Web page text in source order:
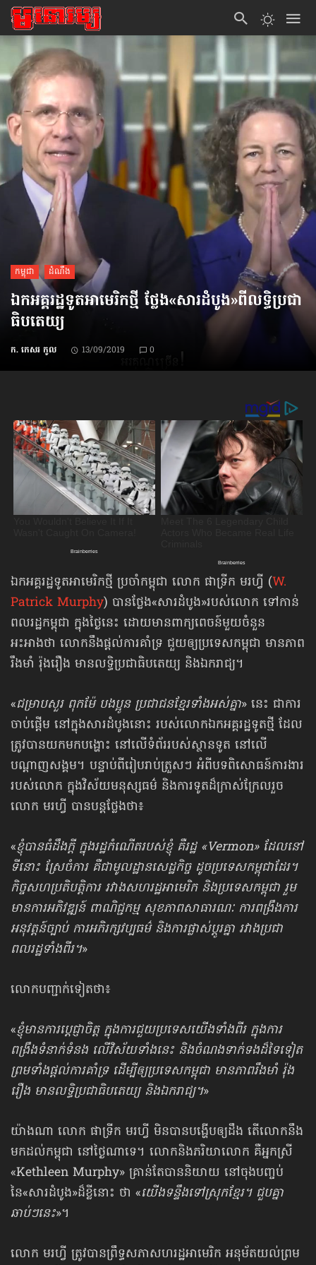
កម្ពុជា ដំណឹង
ឯកអគ្គរដ្ឋទូត​អាមេរិក​ថ្មី ថ្លែង​​«សារដំបូង»​ពី​លទ្ធិ​ប្រជា
ធិបតេយ្យ
ក. កេសរ កូល 13/09/2019 0
ឯកអគ្គរដ្ឋទូតអាមេរិកថ្មី ប្រចាំកម្ពុជា លោក ផាទ្រីក មរហ្វី (W.
Patrick Murphy) បានថ្លែង«សារដំបូង»របស់លោក ទៅកាន់
ពលរដ្ឋកម្ពុជា ក្នុងថ្ងៃនេះ ដោយមានពាក្យពេចន៍មួយចំនួន
អះអាងថា លោកនឹងផ្ដល់ការគាំទ្រ ជួយឲ្យប្រទេសកម្ពុជា មានភាព
រឹងមាំ រ៉ុងរឿង មានលទ្ធិប្រជាធិបតេយ្យ និងឯករាជ្យ។
«ជម្រាបសួរ ពុកម៉ែ បងប្អូន ប្រជាជនខ្មែរទាំងអស់គ្នា» នេះ ជាការ
ចាប់ផ្ដើម នៅក្នុងសារដំបូងនោះ របស់លោកឯកអគ្គរដ្ឋទូតថ្មី ដែល
ត្រូវបានយកមកបង្ហោះ នៅលើទំព័ររបស់ស្ថានទូត នៅលើ
បណ្ដាញសង្គម។ បន្ទាប់ពីរៀបរាប់ត្រួសៗ អំពីបទពិសោធន៍ការងារ
របស់លោក ក្នុងវិស័យមនុស្សធម៌ និងការទូតដ៏ក្រាស់ក្រែលរួច
លោក មរហ្វី បានបន្តថ្លែងថា៖
«ខ្ញុំបានធំដឹងក្ដី ក្នុងរដ្ឋកំណើតរបស់ខ្ញុំ គឺរដ្ឋ «Vermon» ដែលនៅ
ទីនោះ ស្រែចំការ គឺជាមូលដ្ឋានសេដ្ឋកិច្ច ដូចប្រទេសកម្ពុជាដែរ។
កិច្ចសហប្រតិបត្តិការ រវាងសហរដ្ឋអាមេរិក និងប្រទេសកម្ពុជា រួម
មានការអភិវឌ្ឍន៍ ពាណិជ្ជកម្ម សុខភាពសាធារណៈ ការពង្រឹងការ
អនុវត្តន៍ច្បាប់ ការអភិរក្សវប្បធម៌ និងការផ្លាស់ប្ដូរគ្នា រវាងប្រជា
ពលរដ្ឋទាំងពីរ។»
លោកបញ្ជាក់ទៀតថា៖
«ខ្ញុំមានការប្ដេជ្ញាចិត្ត ក្នុងការជួយប្រទេសយើងទាំងពីរ ក្នុងការ
ពង្រឹងទំនាក់ទំនង លើវិស័យទាំងនេះ និងចំណងទាក់ទងដ៏ទៃទៀត
ព្រមទាំងផ្ដល់ការគាំទ្រ ដើម្បីឲ្យប្រទេសកម្ពុជា មានភាពរឹងមាំ រ៉ុង
រឿង មានលទ្ធិប្រជាធិបតេយ្យ និងឯករាជ្យ។»
យ៉ាងណា លោក ផាទ្រីក មរហ្វី មិនបានបង្ហើបឲ្យដឹង តើលោកនឹង
មកដល់កម្ពុជា នៅថ្ងៃណាទេ។ លោកនិងភរិយាលោក គឺអ្នកស្រី
«Kethleen Murphy» គ្រាន់តែបាននិយាយ នៅចុងបញ្ចប់
នៃ«សារដំបូង»ដ៏ខ្លីនោះ ថា «យើងទន្ទឹងទៅស្រុកខ្មែរ។ ជួបគ្នា
ឆាប់ៗនេះ»។
លោក មរហ្វី ត្រូវបានព្រឹទ្ធសភា​សហរដ្ឋ​អាមេរិក អនុម័តយល់ព្រម